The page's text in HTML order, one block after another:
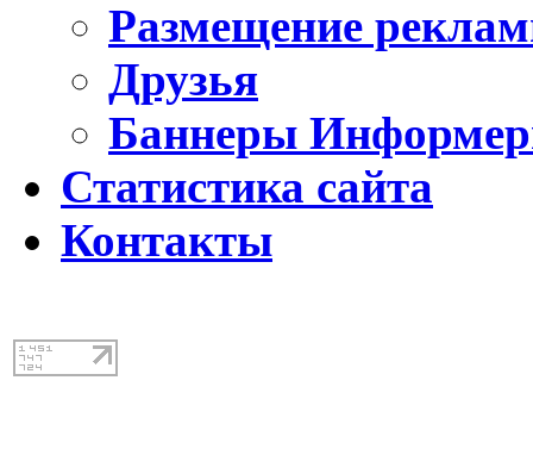
Размещение
Друзья
Баннеры
Статистика сайта
Контакты